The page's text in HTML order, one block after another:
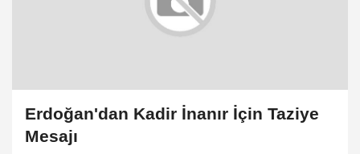
Erdoğan'dan Kadir İnanır İçin Taziye
Mesajı